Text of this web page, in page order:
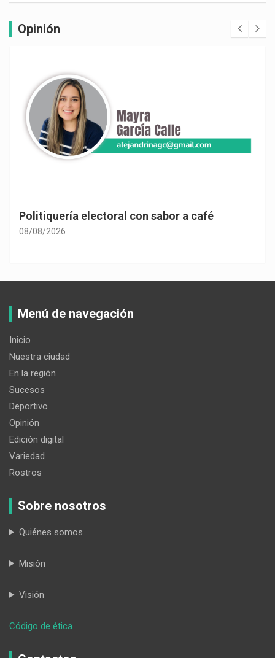
Opinión
Politiquería electoral con sabor a café
08/08/2026
Menú de navegación
Inicio
Nuestra ciudad
En la región
Sucesos
Deportivo
Opinión
Edición digital
Variedad
Rostros
Sobre nosotros
Quiénes somos
Misión
Visión
Código de ética